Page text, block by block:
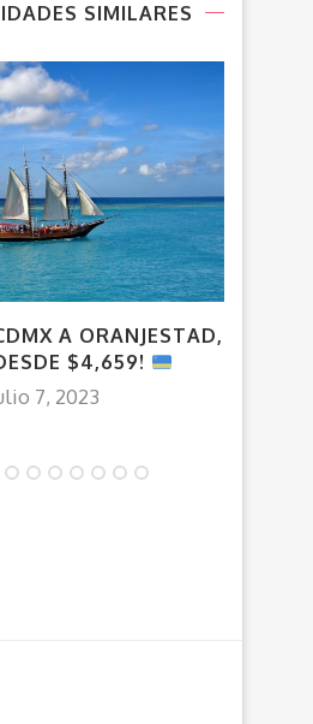
SIMILARES
A ORANJESTAD,
$4,659!
7, 2023